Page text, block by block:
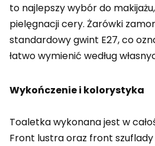
to najlepszy wybór do
pielęgnacji cery. Żarówki
standardowy gwint E27, co
łatwo wymienić według
Wykończenie i kolorystyka
Toaletka wykonana jest w
Front lustra oraz front